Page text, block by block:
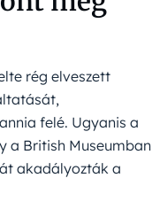
rég elveszett
felé. Ugyanis a
a British Museumban
akadályozták a